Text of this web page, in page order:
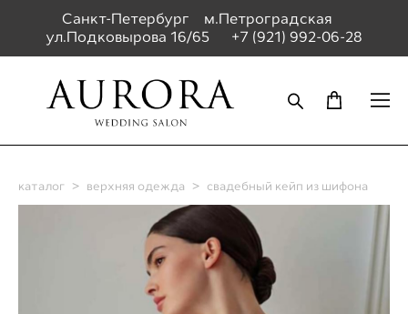
Санкт-Петербург м.Петроградская
ул.Подковырова 16/65 +7 (921) 992-06-28
каталог > верхняя одежда > свадебный кейп из шифона